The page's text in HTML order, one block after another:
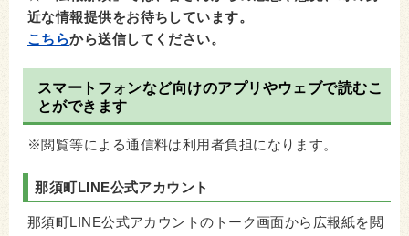
近な情報提供をお待ちしています。
こちらから送信してください。
スマートフォンなど向けのアプリやウェブで読むこ
とができます
※閲覧等による通信料は利用者負担になります。
那須町LINE公式アカウント
那須町LINE公式アカウントのトーク画面から広報紙を閲